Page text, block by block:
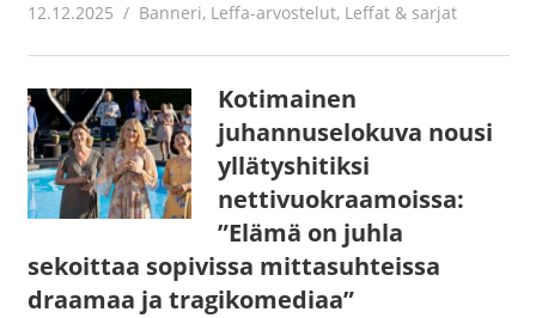
12.12.2025 Juha Kaunisto
Banneri, Leffa-arvostelut, Leffat & sarjat
Kotimainen
juhannuselokuva nousi
yllätyshitiksi
nettivuokraamoissa:
”Elämä on juhla
sekoittaa sopivissa mittasuhteissa
draamaa ja tragikomediaa”